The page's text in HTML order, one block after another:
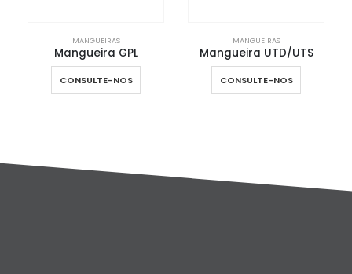
MANGUEIRAS
Mangueira GPL
CONSULTE-NOS
MANGUEIRAS
Mangueira UTD/UTS
CONSULTE-NOS